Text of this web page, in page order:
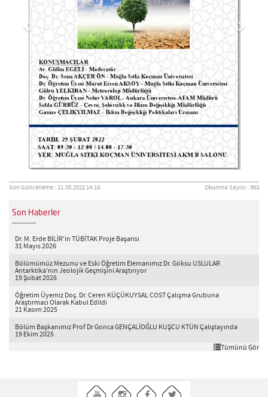
Son Güncelleme : 11.05.2022 14:18 Okunma Sayısı : 963
Son Haberler
Dr. M. Erde BİLİR'in TÜBİTAK Proje Başarısı
31 Mayıs 2026
Bölümümüz Mezunu ve Eski Öğretim Elemanımız Dr. Göksu USLULAR
Antarktika'nın Jeolojik Geçmişini Araştırıyor
19 Şubat 2026
Öğretim Üyemiz Doç. Dr. Ceren KÜÇÜKUYSAL COST Çalışma Grubuna
Araştırmacı Olarak Kabul Edildi
21 Kasım 2025
Bölüm Başkanımız Prof Dr Gonca GENÇALİOĞLU KUŞCU KTÜN Çalıştayında
19 Ekim 2025
Tümünü Gör